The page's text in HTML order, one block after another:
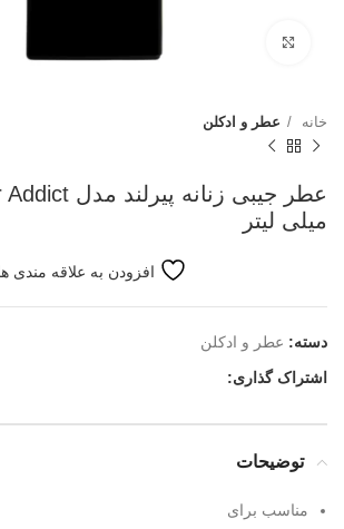
خانه عطر و ادکلن
میلی لیتر
افزودن به علاقه مندی
دسته: عطر و ادکلن
اشتراک گذاری:
توضیحات
مناسب برای